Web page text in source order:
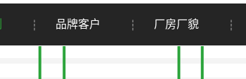
品牌客户 厂房厂貌